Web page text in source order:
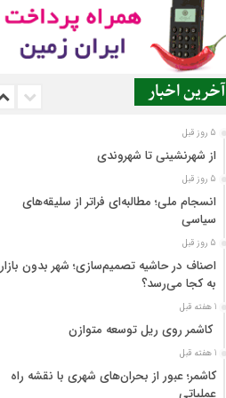
آخرین اخبار
5 روز قبل
از شهرنشینی تا شهروندی
5 روز قبل
انسجام ملی؛ مطالبه‌ای فراتر از سلیقه‌های
سیاسی
5 روز قبل
اصناف در حاشیه تصمیم‌سازی؛ شهر بدون بازار
به کجا می‌رسد؟
1 هفته قبل
کاشمر روی ریل توسعه متوازن
1 هفته قبل
کاشمر؛ عبور از بحران‌های شهری با نقشه راه
عملیاتی